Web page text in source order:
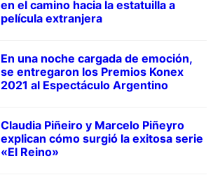
en el camino hacia la estatuilla a
película extranjera
En una noche cargada de emoción,
se entregaron los Premios Konex
2021 al Espectáculo Argentino
Claudia Piñeiro y Marcelo Piñeyro
explican cómo surgió la exitosa serie
«El Reino»